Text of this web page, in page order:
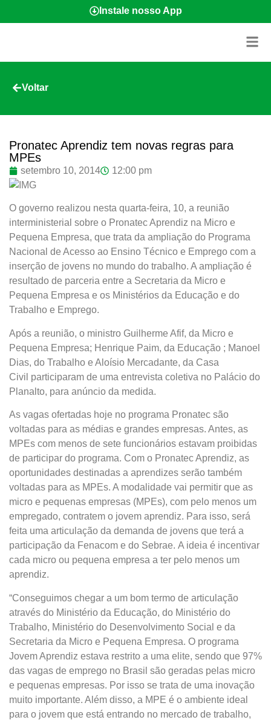
Instale nosso App
Voltar
Pronatec Aprendiz tem novas regras para
MPEs
setembro 10, 2014 12:00 pm
O governo realizou nesta quarta-feira, 10, a reunião
interministerial sobre o Pronatec Aprendiz na Micro e
Pequena Empresa, que trata da ampliação do Programa
Nacional de Acesso ao Ensino Técnico e Emprego com a
inserção de jovens no mundo do trabalho. A ampliação é
resultado de parceria entre a Secretaria da Micro e
Pequena Empresa e os Ministérios da Educação e do
Trabalho e Emprego.
Após a reunião, o ministro Guilherme Afif, da Micro e
Pequena Empresa; Henrique Paim, da Educação ; Manoel
Dias, do Trabalho e Aloísio Mercadante, da Casa
Civil participaram de uma entrevista coletiva no Palácio do
Planalto, para anúncio da medida.
As vagas ofertadas hoje no programa Pronatec são
voltadas para as médias e grandes empresas. Antes, as
MPEs com menos de sete funcionários estavam proibidas
de participar do programa. Com o Pronatec Aprendiz, as
oportunidades destinadas a aprendizes serão também
voltadas para as MPEs. A modalidade vai permitir que as
micro e pequenas empresas (MPEs), com pelo menos um
empregado, contratem o jovem aprendiz. Para isso, será
feita uma articulação da demanda de jovens que terá a
participação da Fenacom e do Sebrae. A ideia é incentivar
cada micro ou pequena empresa a ter pelo menos um
aprendiz.
“Conseguimos chegar a um bom termo de articulação
através do Ministério da Educação, do Ministério do
Trabalho, Ministério do Desenvolvimento Social e da
Secretaria da Micro e Pequena Empresa. O programa
Jovem Aprendiz estava restrito a uma elite, sendo que 97%
das vagas de emprego no Brasil são geradas pelas micro
e pequenas empresas. Por isso se trata de uma inovação
muito importante. Além disso, a MPE é o ambiente ideal
para o jovem que está entrando no mercado de trabalho,